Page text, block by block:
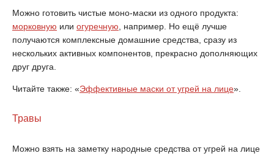
Можно готовить чистые моно-маски из одного продукта:
морковную или огуречную , например. Но ещё лучше
получаются комплексные домашние средства, сразу из
нескольких активных компонентов, прекрасно дополняющих
друг друга.
Читайте также: «Эффективные маски от угрей на лице».
Травы
Можно взять на заметку народные средства от угрей на лице